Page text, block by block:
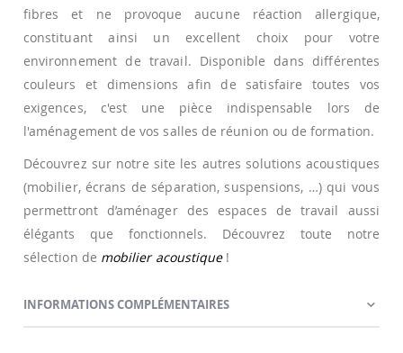
fibres et ne provoque aucune réaction allergique,
constituant ainsi un excellent choix pour votre
environnement de travail. Disponible dans différentes
couleurs et dimensions afin de satisfaire toutes vos
exigences, c'est une pièce indispensable lors de
l'aménagement de vos salles de réunion ou de formation.
Découvrez sur notre site les autres solutions acoustiques
(mobilier, écrans de séparation, suspensions, …) qui vous
permettront d’aménager des espaces de travail aussi
élégants que fonctionnels. Découvrez toute notre
sélection de mobilier acoustique!
INFORMATIONS COMPLÉMENTAIRES